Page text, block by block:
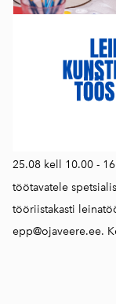
25.08 kell 10.00 -
töötavatele
tööriistakasti
epp@ojaveere.ee.